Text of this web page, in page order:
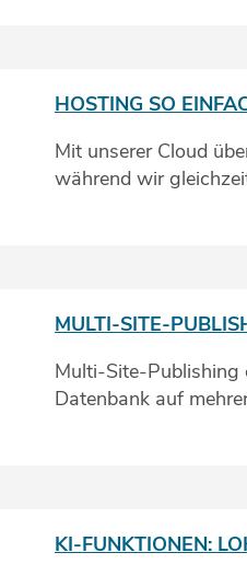
HOSTING SO
Mit unserer Cloud
während wir
MULTI-SITE-
Multi-Site-Publishing
Datenbank auf
KI-FUNKTIONEN: